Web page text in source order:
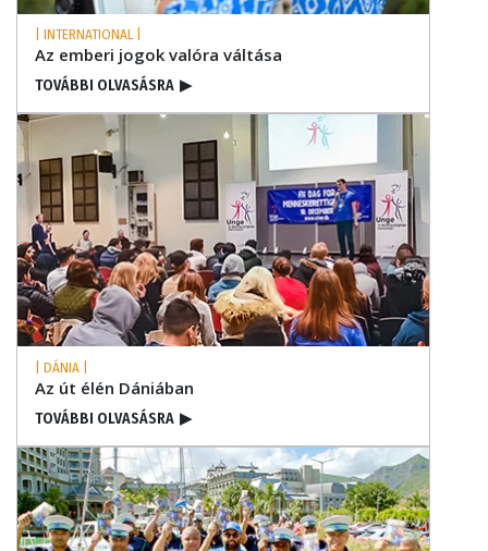
| INTERNATIONAL |
Az emberi jogok valóra váltása
TOVÁBBI OLVASÁSRA ▶
| DÁNIA |
Az út élén Dániában
TOVÁBBI OLVASÁSRA ▶